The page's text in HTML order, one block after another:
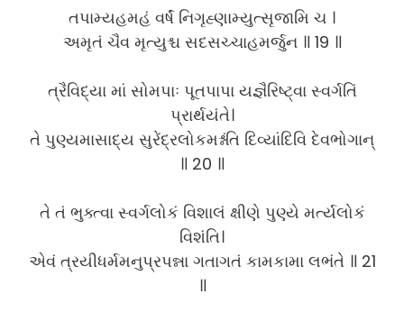
તપામ્યહમહં વર્ષં નિગૃહ્ણામ્યુત્સૃજામિ ચ ।
અમૃતં ચૈવ મૃત્યુશ્ચ સદસચ્ચાહમર્જુન ॥ 19 ॥
ત્રૈવિદ્યા માં સોમપાઃ પૂતપાપા યજ્ઞૈરિષ્ટ્વા સ્વર્ગતિં
પ્રાર્થયંતે।
તે પુણ્યમાસાદ્ય સુરેંદ્રલોકમશ્નંતિ દિવ્યાંદિવિ દેવભોગાન્
॥ 20 ॥
તે તં ભુક્ત્વા સ્વર્ગલોકં વિશાલં ક્ષીણે પુણ્યે મર્ત્યલોકં
વિશંતિ।
એવં ત્રયીધર્મમનુપ્રપન્ના ગતાગતં કામકામા લભંતે ॥ 21
॥